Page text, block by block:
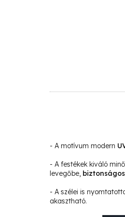
- A motívum modern
- A festékek kiváló
levegőbe,
- A szélei is
akasztható.